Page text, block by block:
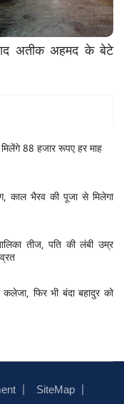
अतीक अहमद के बेटे
88 हजार रूपए हर माह
काल भैरव की पूजा से मिलेगा
तीज, पति की लंबी उम्र
फिर भी बंदा बहादुर को
SiteMap